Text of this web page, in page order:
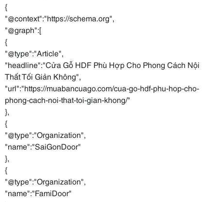
{
"@context":"https://schema.org",
"@graph":[
{
"@type":"Article",
"headline":"Cửa Gỗ HDF Phù Hợp Cho Phong Cách Nội
Thất Tối Giản Không",
"url":"https://muabancuago.com/cua-go-hdf-phu-hop-cho-
phong-cach-noi-that-toi-gian-khong/"
},
{
"@type":"Organization",
"name":"SaiGonDoor"
},
{
"@type":"Organization",
"name":"FamiDoor"